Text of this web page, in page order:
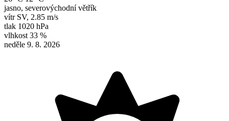
jasno, severovýchodní větřík
vítr SV, 2.85 m/s
tlak 1020 hPa
vlhkost 33 %
neděle 9. 8. 2026